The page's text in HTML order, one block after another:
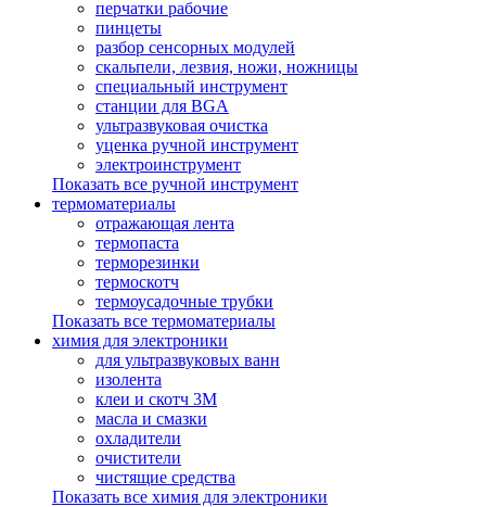
перчатки рабочие
пинцеты
разбор сенсорных модулей
скальпели, лезвия, ножи, ножницы
специальный инструмент
станции для BGA
ультразвуковая очистка
уценка ручной инструмент
электроинструмент
Показать все ручной инструмент
термоматериалы
отражающая лента
термопаста
терморезинки
термоскотч
термоусадочные трубки
Показать все термоматериалы
химия для электроники
для ультразвуковых ванн
изолента
клеи и скотч 3М
масла и смазки
охладители
очистители
чистящие средства
Показать все химия для электроники